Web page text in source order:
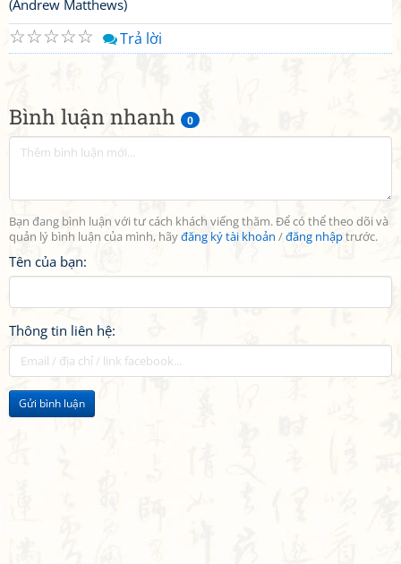
Bình luận nhanh 0
Bạn đang bình luận với tư cách khách viếng thăm. Để có thể theo dõi và
quản lý bình luận của mình, hãyđăng ký tài khoản /đăng nhậptrước.
Tên của bạn:
Thông tin liên hệ:
Gửi bình luận
(Andrew Matthews)
☆
☆
☆
☆
☆ Trả lời